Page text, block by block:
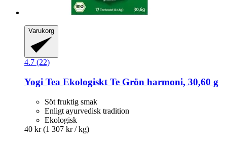
Varukorg
4.7 (22)
Yogi Tea Ekologiskt Te Grön harmoni, 30,60 g
Söt fruktig smak
Enligt ayurvedisk tradition
Ekologisk
40 kr (1 307 kr / kg)